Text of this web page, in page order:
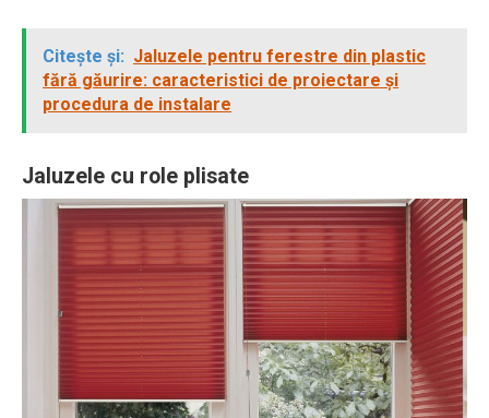
Citește și: Jaluzele pentru ferestre din plastic
fără găurire: caracteristici de proiectare și
procedura de instalare
Jaluzele cu role plisate